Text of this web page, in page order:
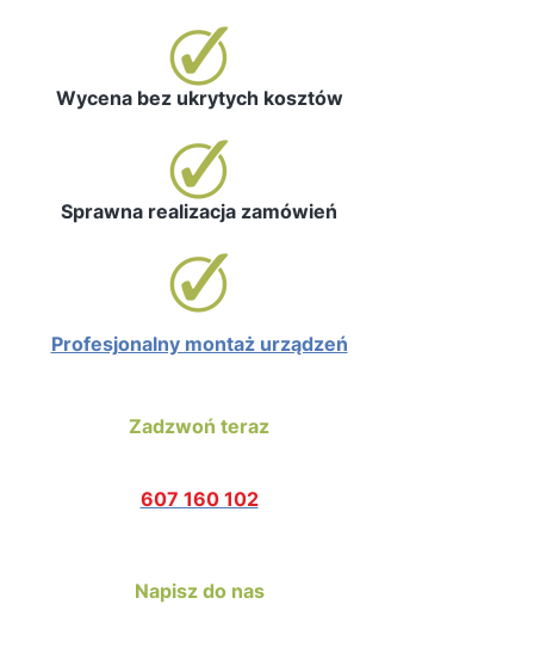
Wycena bez ukrytych kosztów
Sprawna realizacja zamówień
Profesjonalny montaż urządzeń
Zadzwoń teraz
607 160 102
Napisz do nas